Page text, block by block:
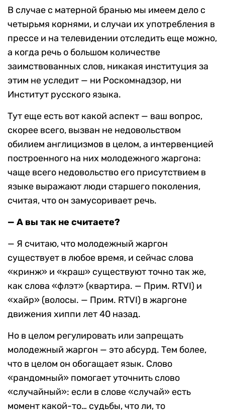
В случае с матерной бранью мы имеем дело с
четырьмя корнями, и случаи их употребления в
прессе и на телевидении отследить еще можно,
а когда речь о большом количестве
заимствованных слов, никакая институция за
этим не уследит — ни Роскомнадзор, ни
Институт русского языка.
Тут еще есть вот какой аспект — ваш вопрос,
скорее всего, вызван не недовольством
обилием англицизмов в целом, а интервенцией
построенного на них молодежного жаргона:
чаще всего недовольство его присутствием в
языке выражают люди старшего поколения,
считая, что он замусоривает речь.
— А вы так не считаете?
— Я считаю, что молодежный жаргон
существует в любое время, и сейчас слова
«кринж» и «краш» существуют точно так же,
как слова «флэт» (квартира. — Прим. RTVI) и
«хайр» (волосы. — Прим. RTVI) в жаргоне
движения хиппи лет 40 назад.
Но в целом регулировать или запрещать
молодежный жаргон — это абсурд. Тем более,
что в целом он обогащает язык. Слово
«рандомный» помогает уточнить слово
«случайный»: если в слове «случай» есть
момент какой-то… судьбы, что ли, то